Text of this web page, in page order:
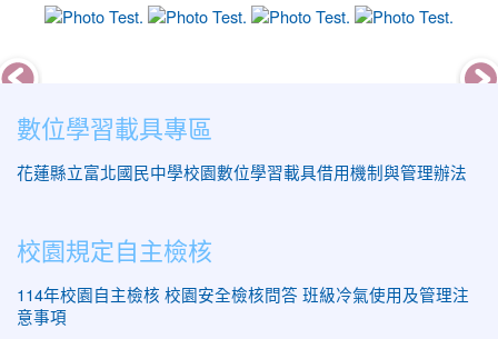
photo-16 photo-11 photo-6
數位學習載具專區
花蓮縣立富北國民中學校園數位學習載具借用機制與管理辦法
校園規定自主檢核
114年校園自主檢核 校園安全檢核問答 班級冷氣使用及管理注
意事項